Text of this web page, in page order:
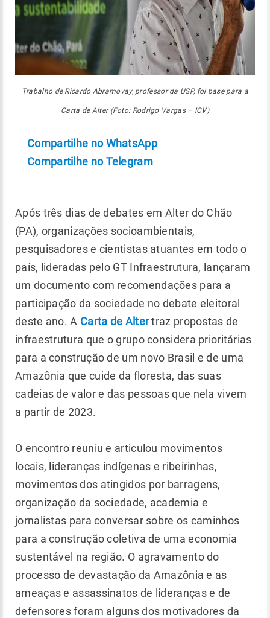
Trabalho de Ricardo Abramovay, professor da USP, foi base para a
Carta de Alter (Foto: Rodrigo Vargas – ICV)
Compartilhe no WhatsApp
Compartilhe no Telegram
Após três dias de debates em Alter do Chão
(PA), organizações socioambientais,
pesquisadores e cientistas atuantes em todo o
país, lideradas pelo GT Infraestrutura, lançaram
um documento com recomendações para a
participação da sociedade no debate eleitoral
deste ano. A Carta de Altertraz propostas de
infraestrutura que o grupo considera prioritárias
para a construção de um novo Brasil e de uma
Amazônia que cuide da floresta, das suas
cadeias de valor e das pessoas que nela vivem
a partir de 2023.
O encontro reuniu e articulou movimentos
locais, lideranças indígenas e ribeirinhas,
movimentos dos atingidos por barragens,
organização da sociedade, academia e
jornalistas para conversar sobre os caminhos
para a construção coletiva de uma economia
sustentável na região. O agravamento do
processo de devastação da Amazônia e as
ameaças e assassinatos de lideranças e de
defensores foram alguns dos motivadores da